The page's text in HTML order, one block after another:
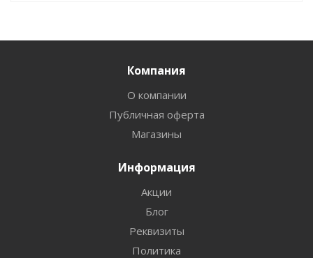
Компания
О компании
Публичная оферта
Магазины
Информация
Акции
Блог
Реквизиты
Политика